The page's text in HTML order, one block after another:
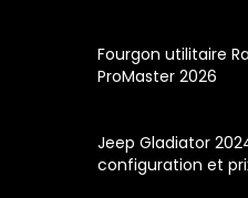
Fourgon utilitaire
ProMaster 2026
Jeep Gladiator
configuration et